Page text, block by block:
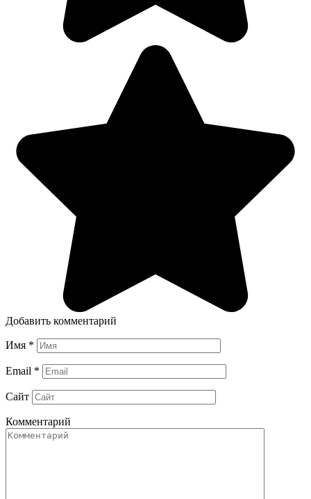
Добавить комментарий
Имя *
Email *
Сайт
Комментарий